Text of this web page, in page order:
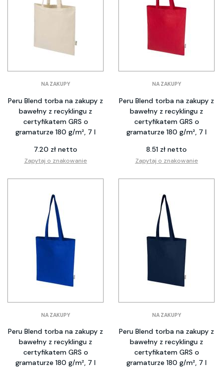
NA ZAKUPY
Peru Blend torba na zakupy z
bawełny z recyklingu z
certyfikatem GRS o
gramaturze 180 g/m², 7 l
7.20 zł netto
Zapytaj o znakowanie
NA ZAKUPY
Peru Blend torba na zakupy z
bawełny z recyklingu z
certyfikatem GRS o
gramaturze 180 g/m², 7 l
8.51 zł netto
Zapytaj o znakowanie
NA ZAKUPY
Peru Blend torba na zakupy z
bawełny z recyklingu z
certyfikatem GRS o
gramaturze 180 g/m², 7 l
NA ZAKUPY
Peru Blend torba na zakupy z
bawełny z recyklingu z
certyfikatem GRS o
gramaturze 180 g/m², 7 l